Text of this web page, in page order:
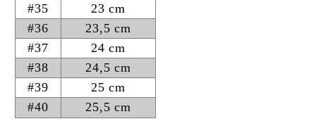
#35
23 cm
#36
23,5 cm
#37
24 cm
#38
24,5 cm
#39
25 cm
#40
25,5 cm